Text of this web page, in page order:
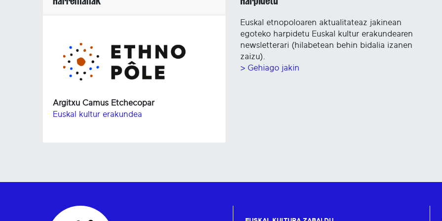
Argitxu Camus Etchecopar
Euskal kultur erakundea
Euskal etnopoloaren aktualitateaz jakinean
egoteko harpidetu Euskal kultur erakundearen
newsletterari (hilabetean behin bidalia izanen
zaizu).
> Gehiago jakin